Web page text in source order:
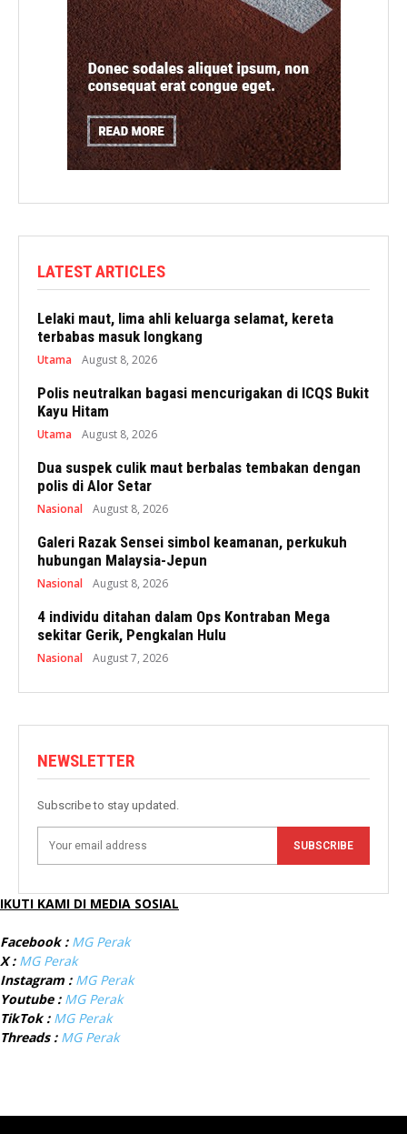
LATEST ARTICLES
Lelaki maut, lima ahli keluarga selamat, kereta
terbabas masuk longkang
Utama August 8, 2026
Polis neutralkan bagasi mencurigakan di ICQS Bukit
Kayu Hitam
Utama August 8, 2026
Dua suspek culik maut berbalas tembakan dengan
polis di Alor Setar
Nasional August 8, 2026
Galeri Razak Sensei simbol keamanan, perkukuh
hubungan Malaysia-Jepun
Nasional August 8, 2026
4 individu ditahan dalam Ops Kontraban Mega
sekitar Gerik, Pengkalan Hulu
Nasional August 7, 2026
NEWSLETTER
Subscribe to stay updated.
SUBSCRIBE
IKUTI KAMI DI MEDIA SOSIAL
Facebook : MG Perak
X : MG Perak
Instagram : MG Perak
Youtube : MG Perak
TikTok : MG Perak
Threads : MG Perak